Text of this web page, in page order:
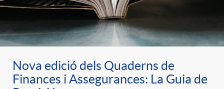
r
a
ó
p
e
t
e
n
l
i
c
Nova edició dels Quaderns de
Finances i Assegurances: La Guia de